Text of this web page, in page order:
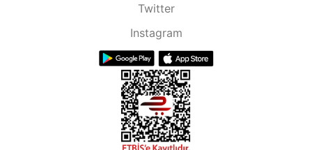
Twitter
Instagram